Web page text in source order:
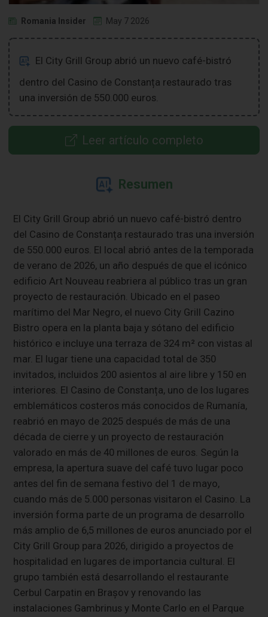
Romania Insider May 7 2026
El City Grill Group abrió un nuevo café-bistró
dentro del Casino de Constanța restaurado tras
una inversión de 550.000 euros.
Leer artículo completo
Resumen
El City Grill Group abrió un nuevo café-bistró dentro
del Casino de Constanța restaurado tras una inversión
de 550.000 euros. El local abrió antes de la temporada
de verano de 2026, un año después de que el icónico
edificio Art Nouveau reabriera al público tras un gran
proyecto de restauración. Ubicado en el paseo
marítimo del Mar Negro, el nuevo City Grill Cazino
Bistro opera en la planta baja y sótano del edificio
histórico e incluye una terraza de 324 m² con vistas al
mar. El lugar tiene una capacidad total de 350
invitados, incluidos 200 asientos al aire libre y 150 en
interiores. El Casino de Constanța, uno de los lugares
emblemáticos costeros más conocidos de Rumanía,
reabrió en mayo de 2025 después de más de una
década de cierre y un proyecto de restauración
valorado en más de 40 millones de euros. Según la
empresa, la apertura suave del café tuvo lugar poco
antes del fin de semana festivo del 1 de mayo,
cuando más de 5.000 personas visitaron el Casino. La
inversión forma parte de un programa de desarrollo
más amplio de 6,5 millones de euros anunciado por el
City Grill Group para 2026, dirigido a proyectos de
hospitalidad en lugares de importancia cultural. El
grupo también está desarrollando el restaurante
Cerbul Carpatin en Brașov y renovando las
instalaciones Gambrinus y Monte Carlo en el Parque